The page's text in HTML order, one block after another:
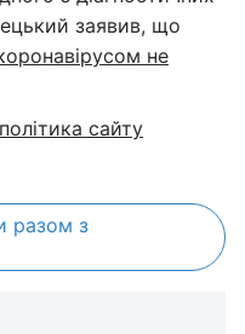
заявив, що
не
сайту
разом з